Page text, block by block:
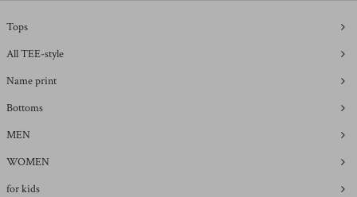
Tops
All TEE-style
Name print
Bottoms
MEN
WOMEN
for kids